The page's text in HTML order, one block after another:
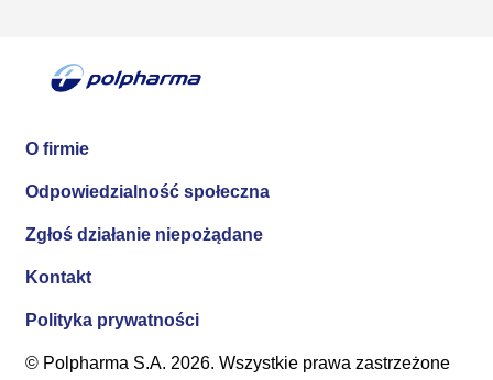
O firmie
Odpowiedzialność społeczna
Zgłoś działanie niepożądane
Kontakt
Polityka prywatności
© Polpharma S.A. 2026. Wszystkie prawa zastrzeżone